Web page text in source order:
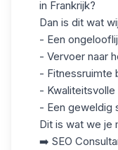
in Frankrijk?
Dan is dit wat
- Een
- Vervoer naar
- Fitnessruimte
-
- Een geweldig
Dit is wat we je
➡️ SEO